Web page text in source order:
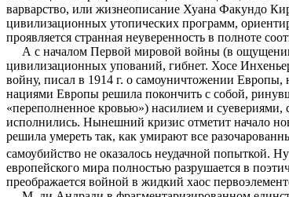
варварство, или жизнеописание Хуана Факундо
цивилизационных утопических программ,
проявляется странная неуверенность в полноте
А с началом Первой мировой войны (в ощущении
цивилизационных упований, гибнет. Хосе
войну, писал в 1914 г. о самоуничтожении Европы,
нациями Европы решила покончить с собой,
«переполненное кровью») насилием и суевериями,
исполнились. Нынешний кризис отметит начало
решила умереть так, как умирают все
самоубийство не оказалось неудачной попыткой.
европейского мира полностью разрушается в
преображается войной в жидкий хаос